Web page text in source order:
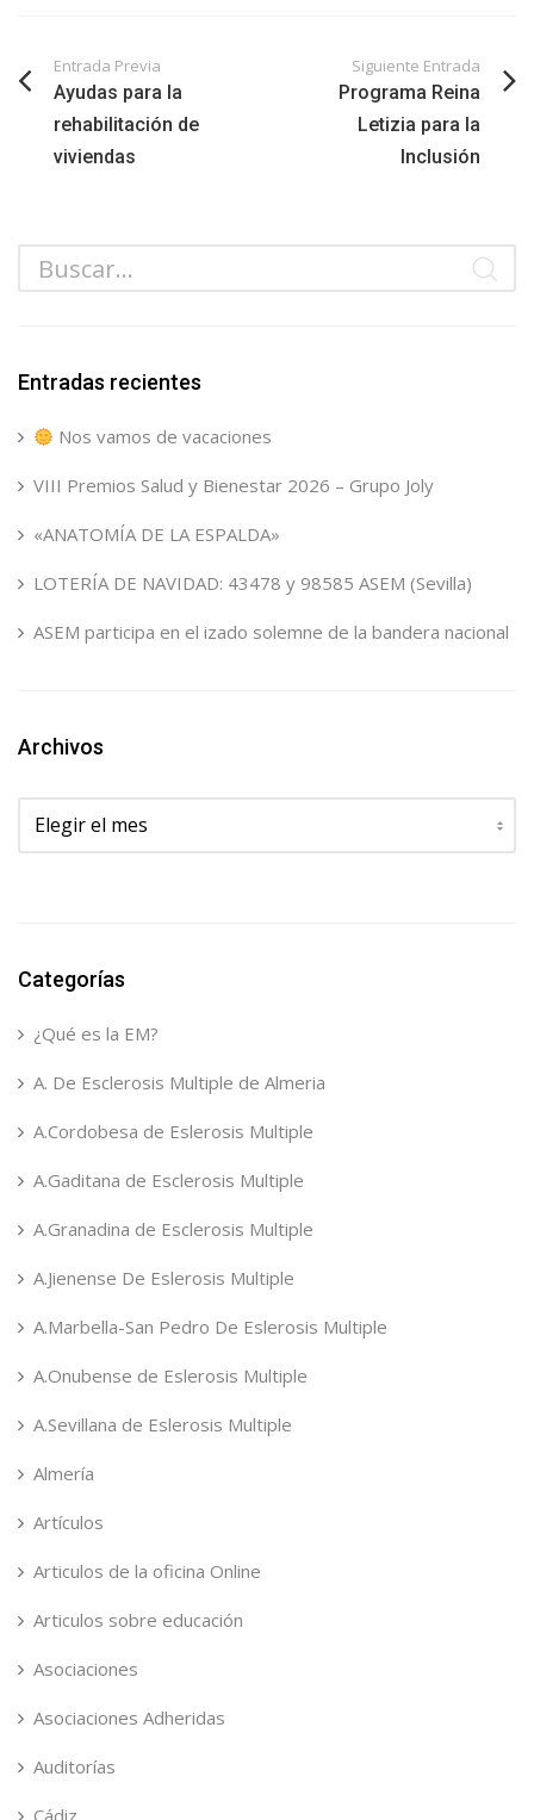
Entrada Previa
Ayudas para la
rehabilitación de
viviendas
Siguiente Entrada
Programa Reina
Letizia para la
Inclusión
Entradas recientes
Nos vamos de vacaciones
VIII Premios Salud y Bienestar 2026 – Grupo Joly
«ANATOMÍA DE LA ESPALDA»
LOTERÍA DE NAVIDAD: 43478 y 98585 ASEM (Sevilla)
ASEM participa en el izado solemne de la bandera nacional
Archivos
Archivos
Categorías
¿Qué es la EM?
A. De Esclerosis Multiple de Almeria
A.Cordobesa de Eslerosis Multiple
A.Gaditana de Esclerosis Multiple
A.Granadina de Esclerosis Multiple
A.Jienense De Eslerosis Multiple
A.Marbella-San Pedro De Eslerosis Multiple
A.Onubense de Eslerosis Multiple
A.Sevillana de Eslerosis Multiple
Almería
Artículos
Articulos de la oficina Online
Articulos sobre educación
Asociaciones
Asociaciones Adheridas
Auditorías
Cádiz